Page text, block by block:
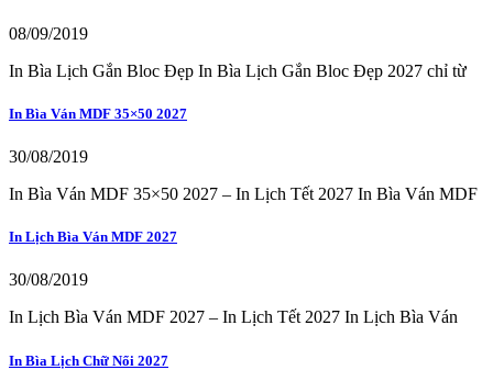
08/09/2019
In Bìa Lịch Gắn Bloc Đẹp In Bìa Lịch Gắn Bloc Đẹp 2027 chỉ từ
In Bìa Ván MDF 35×50 2027
30/08/2019
In Bìa Ván MDF 35×50 2027 – In Lịch Tết 2027 In Bìa Ván MDF
In Lịch Bìa Ván MDF 2027
30/08/2019
In Lịch Bìa Ván MDF 2027 – In Lịch Tết 2027 In Lịch Bìa Ván
In Bìa Lịch Chữ Nổi 2027